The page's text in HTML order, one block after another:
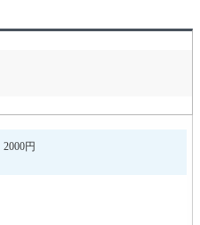
2000円